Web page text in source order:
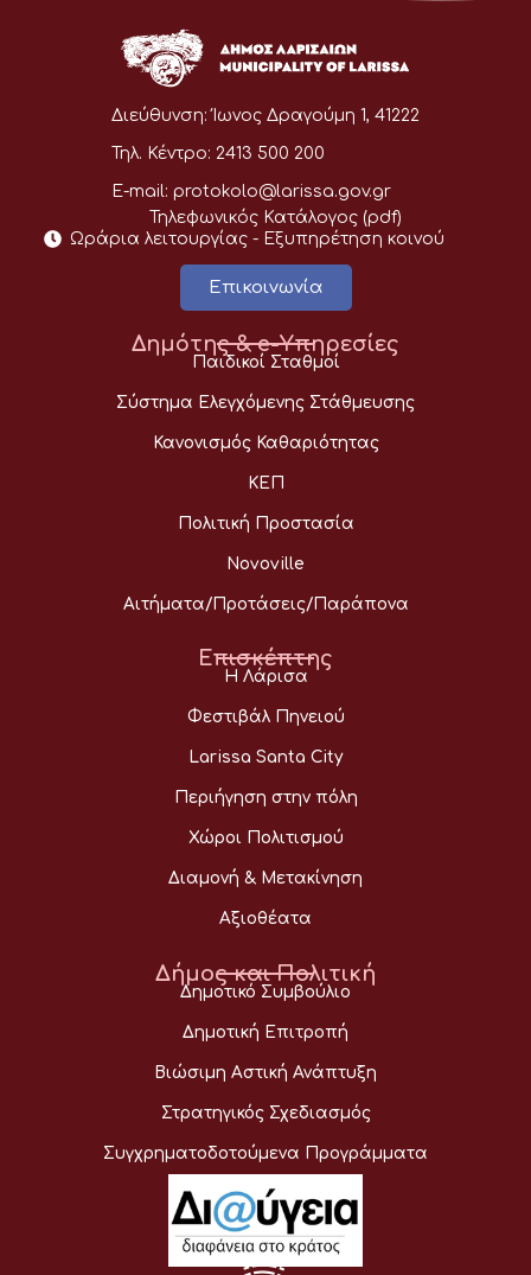
Διεύθυνση: Ίωνος Δραγούμη 1, 41222
Τηλ. Κέντρο: 2413 500 200
E-mail: protokolo@larissa.gov.gr
Τηλεφωνικός Κατάλογος (pdf)
Ωράρια λειτουργίας - Eξυπηρέτηση κοινού
Επικοινωνία
Δημότης & e-Υπηρεσίες
Παιδικοί Σταθμοί
Σύστημα Ελεγχόμενης Στάθμευσης
Κανονισμός Καθαριότητας
ΚΕΠ
Πολιτική Προστασία
Novoville
Αιτήματα/Προτάσεις/Παράπονα
Επισκέπτης
Η Λάρισα
Φεστιβάλ Πηνειού
Larissa Santa City
Περιήγηση στην πόλη
Χώροι Πολιτισμού
Διαμονή & Μετακίνηση
Αξιοθέατα
Δήμος και Πολιτική
Δημοτικό Συμβούλιο
Δημοτική Επιτροπή
Βιώσιμη Αστική Ανάπτυξη
Στρατηγικός Σχεδιασμός
Συγχρηματοδοτούμενα Προγράμματα